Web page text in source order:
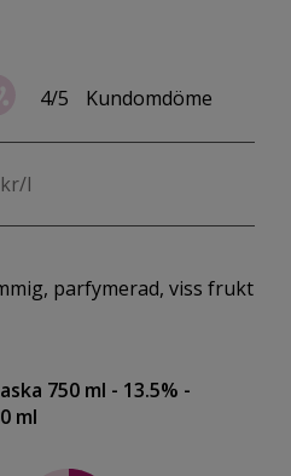
4/5 Kundomdöme
l
parfymerad, viss frukt
750 ml - 13.5% -
ml